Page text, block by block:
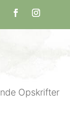
Opskrifter